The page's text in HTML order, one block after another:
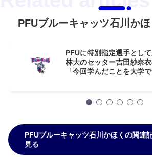
PFUブルーキャッツ石川か
PFUに特別指定選手とし
林大のセッター吉田紗奈
「今回学んだことを大学
PFUブルーキャッツ石川かほくの関連
見る